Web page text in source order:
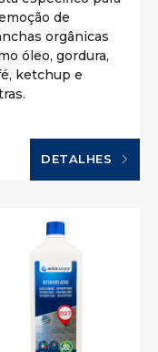
de
orgânicas
óleo, gordura,
ketchup e
DETALHES